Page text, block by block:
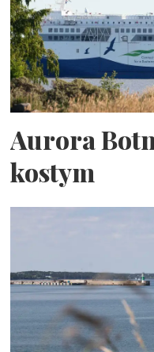
Aurora
kostym